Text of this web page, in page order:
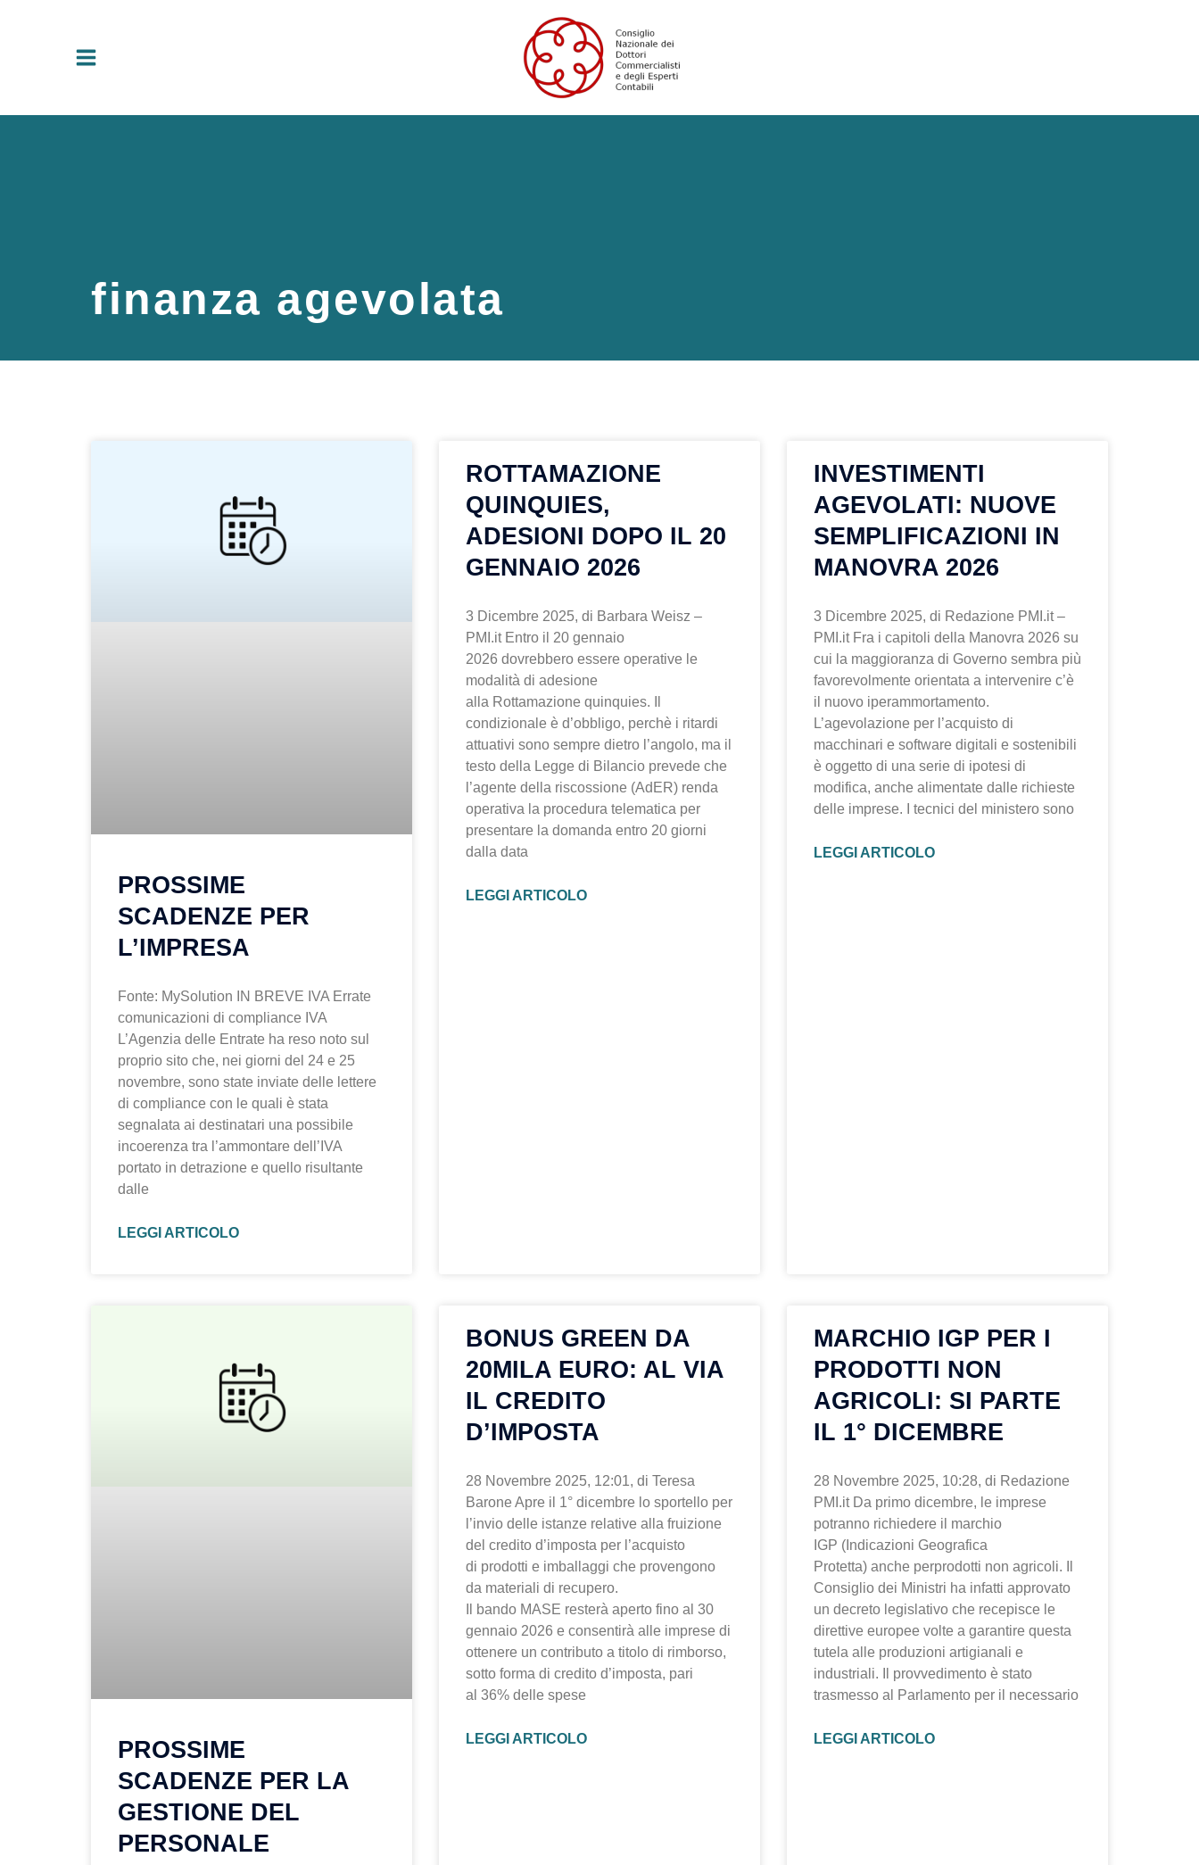
finanza agevolata
PROSSIME
SCADENZE PER
L’IMPRESA
Fonte: MySolution IN BREVE IVA Errate
comunicazioni di compliance IVA
L’Agenzia delle Entrate ha reso noto sul
proprio sito che, nei giorni del 24 e 25
novembre, sono state inviate delle lettere
di compliance con le quali è stata
segnalata ai destinatari una possibile
incoerenza tra l’ammontare dell’IVA
portato in detrazione e quello risultante
dalle
LEGGI ARTICOLO
ROTTAMAZIONE
QUINQUIES,
ADESIONI DOPO IL 20
GENNAIO 2026
3 Dicembre 2025, di Barbara Weisz –
PMI.it Entro il 20 gennaio
2026 dovrebbero essere operative le
modalità di adesione
alla Rottamazione quinquies. Il
condizionale è d’obbligo, perchè i ritardi
attuativi sono sempre dietro l’angolo, ma il
testo della Legge di Bilancio prevede che
l’agente della riscossione (AdER) renda
operativa la procedura telematica per
presentare la domanda entro 20 giorni
dalla data
LEGGI ARTICOLO
INVESTIMENTI
AGEVOLATI: NUOVE
SEMPLIFICAZIONI IN
MANOVRA 2026
3 Dicembre 2025, di Redazione PMI.it –
PMI.it Fra i capitoli della Manovra 2026 su
cui la maggioranza di Governo sembra più
favorevolmente orientata a intervenire c’è
il nuovo iperammortamento.
L’agevolazione per l’acquisto di
macchinari e software digitali e sostenibili
è oggetto di una serie di ipotesi di
modifica, anche alimentate dalle richieste
delle imprese. I tecnici del ministero sono
LEGGI ARTICOLO
PROSSIME
SCADENZE PER LA
GESTIONE DEL
PERSONALE
BONUS GREEN DA
20MILA EURO: AL VIA
IL CREDITO
D’IMPOSTA
28 Novembre 2025, 12:01, di Teresa
Barone Apre il 1° dicembre lo sportello per
l’invio delle istanze relative alla fruizione
del credito d’imposta per l’acquisto
di prodotti e imballaggi che provengono
da materiali di recupero.
Il bando MASE resterà aperto fino al 30
gennaio 2026 e consentirà alle imprese di
ottenere un contributo a titolo di rimborso,
sotto forma di credito d’imposta, pari
al 36% delle spese
LEGGI ARTICOLO
MARCHIO IGP PER I
PRODOTTI NON
AGRICOLI: SI PARTE
IL 1° DICEMBRE
28 Novembre 2025, 10:28, di Redazione
PMI.it Da primo dicembre, le imprese
potranno richiedere il marchio
IGP (Indicazioni Geografica
Protetta) anche perprodotti non agricoli. Il
Consiglio dei Ministri ha infatti approvato
un decreto legislativo che recepisce le
direttive europee volte a garantire questa
tutela alle produzioni artigianali e
industriali. Il provvedimento è stato
trasmesso al Parlamento per il necessario
LEGGI ARTICOLO